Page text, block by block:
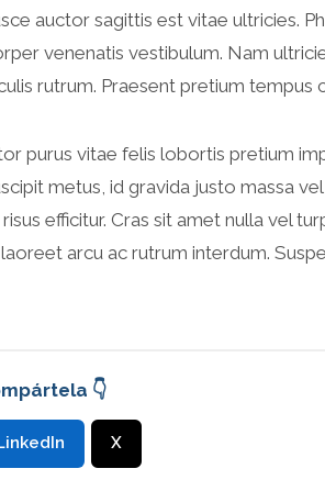
auctor sagittis est vitae ultricies.
venenatis vestibulum. Nam
rutrum. Praesent pretium
purus vitae felis lobortis pretium
metus, id gravida justo massa
efficitur. Cras sit amet nulla vel
arcu ac rutrum interdum.
👇
X